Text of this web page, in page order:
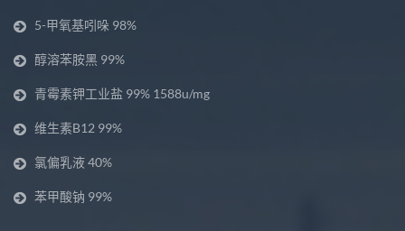
5-甲氧基吲哚 98%
醇溶苯胺黑 99%
青霉素钾工业盐 99% 1588u/mg
维生素B12 99%
氯偏乳液 40%
苯甲酸钠 99%